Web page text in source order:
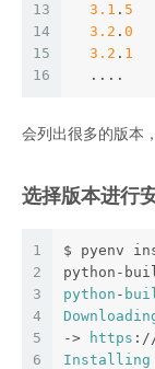
13
14
15
16
3.1 . 5
3.2 . 0
3.2 . 1
  ....
会列出很多的版本
选择版本进行
1
2
3
4
5
6
$ pyenv
python-
python -
->
https
Installing